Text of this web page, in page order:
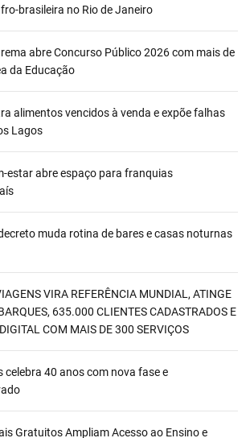
brasileira no Rio de Janeiro
abre Concurso Público 2026 com mais de
da Educação
alimentos vencidos à venda e expõe falhas
Lagos
estar abre espaço para franquias
muda rotina de bares e casas noturnas
VIRA REFERÊNCIA MUNDIAL, ATINGE
635.000 CLIENTES CADASTRADOS E
COM MAIS DE 300 SERVIÇOS
celebra 40 anos com nova fase e
Gratuitos Ampliam Acesso ao Ensino e